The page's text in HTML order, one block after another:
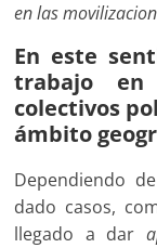
en las
En este
trabajo
colectivos
ámbito
Dependiendo
dado casos,
llegado a dar